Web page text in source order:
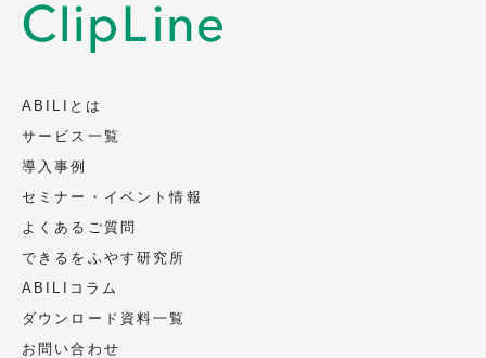
得、利用いたします（電話またはメールに
よります）。
当社サービスに関連するご案内
当社イベント、セミナー等に関連するご案
内
第三者への提供
頂いた個人情報は第三者への提供は致しま
せん。
ただし、法令に基づく場合、人の生命、身
体又は財産の保護のために必要であって、
ABILIとは
サービス一覧
導入事例
セミナー・イベント情報
よくあるご質問
できるをふやす研究所
ABILIコラム
ダウンロード資料一覧
お問い合わせ